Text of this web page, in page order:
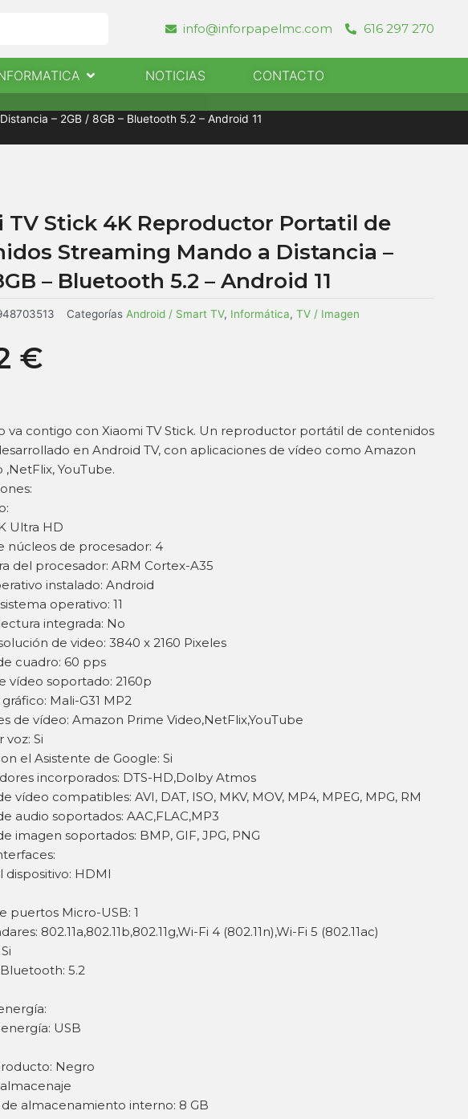
info@inforpapelmc.com 616 297 270
CONTACTO
Abrir InformaticaNOTICIAS CONTACTO
– 2GB / 8GB – Bluetooth 5.2 – Android 11
TV Stick 4K Reproductor Portatil de
Streaming Mando a Distancia –
– Bluetooth 5.2 – Android 11
Categorías Android / Smart TV, Informática, TV / Imagen
€
va contigo con Xiaomi TV Stick. Un reproductor portátil de contenidos
en Android TV, con aplicaciones de vídeo como Amazon
,NetFlix, YouTube.
Ultra HD
núcleos de procesador: 4
del procesador: ARM Cortex-A35
instalado: Android
operativo: 11
integrada: No
de video: 3840 x 2160 Pixeles
cuadro: 60 pps
vídeo soportado: 2160p
Mali-G31 MP2
de vídeo: Amazon Prime Video,NetFlix,YouTube
Si
el Asistente de Google: Si
incorporados: DTS-HD,Dolby Atmos
vídeo compatibles: AVI, DAT, ISO, MKV, MOV, MP4, MPEG, MPG, RM
audio soportados: AAC,FLAC,MP3
imagen soportados: BMP, GIF, JPG, PNG
dispositivo: HDMI
puertos Micro-USB: 1
802.11a,802.11b,802.11g,Wi-Fi 4 (802.11n),Wi-Fi 5 (802.11ac)
5.2
USB
Negro
almacenamiento interno: 8 GB